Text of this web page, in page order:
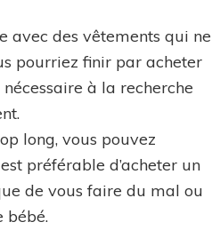
avec des vêtements qui ne
pourriez finir par acheter
à la recherche
long, vous pouvez
préférable d’acheter un
de vous faire du mal ou
bébé.